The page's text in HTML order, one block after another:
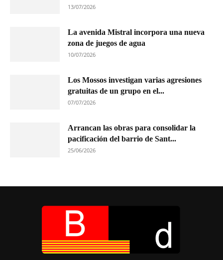
13/07/2026
La avenida Mistral incorpora una nueva
zona de juegos de agua
10/07/2026
Los Mossos investigan varias agresiones
gratuitas de un grupo en el...
07/07/2026
Arrancan las obras para consolidar la
pacificación del barrio de Sant...
25/06/2026